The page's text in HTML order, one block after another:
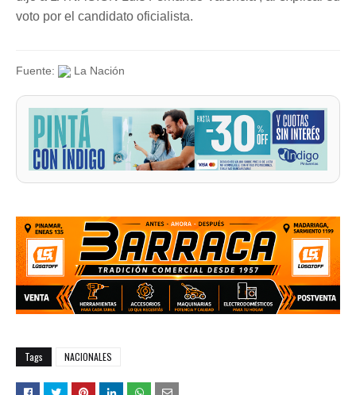
voto por el candidato oficialista.
Fuente: La Nación
Tags NACIONALES